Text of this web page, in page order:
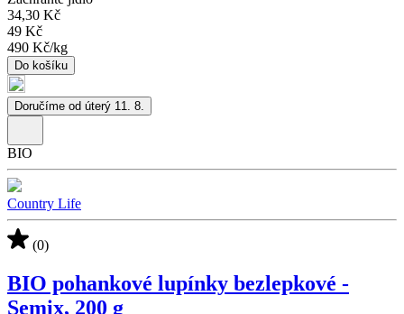
34,30 Kč
49 Kč
490 Kč/kg
Do košíku
Doručíme od úterý 11. 8.
BIO
Country Life
(0)
BIO pohankové lupínky bezlepkové -
Semix, 200 g